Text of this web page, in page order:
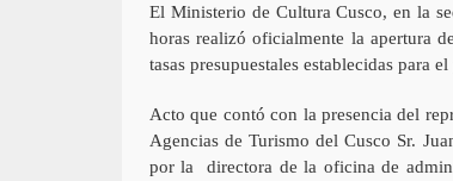
El Ministerio de Cultura Cusco, en la
horas realizó oficialmente la apertura
tasas presupuestales establecidas para
Acto que contó con la presencia del
Agencias de Turismo del Cusco Sr.
por la directora de la oficina de